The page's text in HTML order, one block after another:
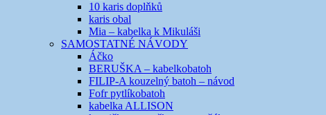
10 karis doplňků
karis obal
Mia – kabelka k Mikuláši
SAMOSTATNÉ NÁVODY
Áčko
BERUŠKA – kabelkobatoh
FILIP-A kouzelný batoh – návod
Fofr pytlíkobatoh
kabelka ALLISON